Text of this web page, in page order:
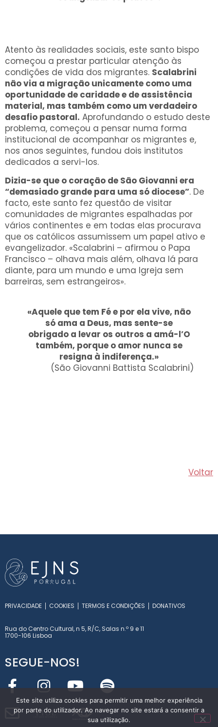
Atento às realidades sociais, este santo bispo
começou a prestar particular atenção às
condições de vida dos migrantes. Scalabrini
não via a migração unicamente como uma
oportunidade de caridade e de assistência
material, mas também como um verdadeiro
desafio pastoral. Aprofundando o estudo deste
problema, começou a pensar numa forma
institucional de acompanhar os migrantes e,
nos anos seguintes, fundou dois institutos
dedicados a servi-los.
Dizia-se que o coração de São Giovanni era
“demasiado grande para uma só diocese”. De
facto, este santo fez questão de visitar
comunidades de migrantes espalhadas por
vários continentes e em todas elas procurava
que os católicos assumissem um papel ativo e
evangelizador. «Scalabrini – afirmou o Papa
Francisco – olhava mais além, olhava lá para
diante, para um mundo e uma Igreja sem
barreiras, sem estrangeiros».
«Aquele que tem Fé e por ela vive, não
só ama a Deus, mas sente-se
obrigado a levar os outros a amá-l’O
também, porque o amor nunca se
resigna à indiferença.»
(São Giovanni Battista Scalabrini)
Voltar
PRIVACIDADE COOKIES TERMOS E CONDIÇÕES DONATIVOS
Rua do Centro Cultural, n 5, R/C, Salas n.º 9 e 11
1700-106 Lisboa
SEGUE-NOS!
YTO L
Este site utiliza cookies para permitir uma melhor experiência
por parte do utilizador. Ao navegar no site estará a consentir a
sua utilização.